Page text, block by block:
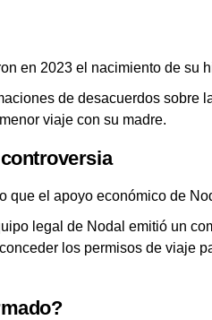
en 2023 el nacimiento de su
de desacuerdos sobre
viaje con su madre.
que el apoyo económico de
legal de Nodal emitió un
los permisos de viaje